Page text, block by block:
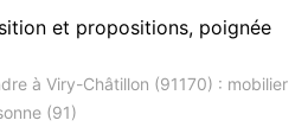
et propositions, poignée
à Viry-Châtillon (91170) : mobilier
(91)